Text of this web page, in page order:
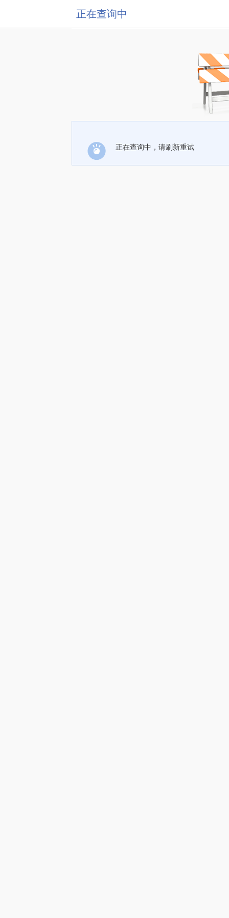
正在查询中
正在查询中，请刷新重试